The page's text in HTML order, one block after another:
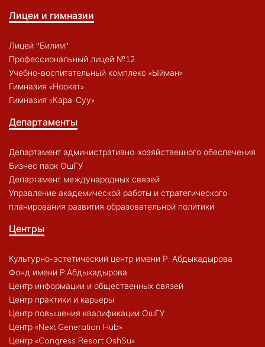
Лицеи и гимназии
Лицей "Билим"
Профессиональный лицей №12
Учебно-воспитательный комплекс «Ыйман»
Гимназия «Ноокат»
Гимназия «Кара-Суу»
Департаменты
Департамент административно-хозяйственного обеспечения
Бизнес парк ОшГУ
Департамент международных связей
Управление академической работы и стратегического
планирования развития образовательной политики
Центры
Культурно-эстетический центр имени Р. Абдыкадырова
Фонд имени Р.Абдыкадырова
Центр информации и общественных связей
Центр практики и карьеры
Центр повышения квалификации ОшГУ
Центр «Next Generation Hub»
Центр «Congress Resort OshSu»